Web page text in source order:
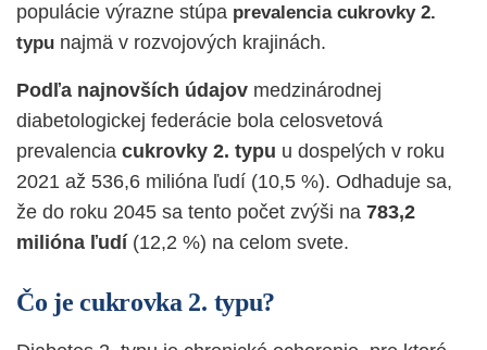
populácie výrazne stúpa prevalencia cukrovky 2.
typu najmä v rozvojových krajinách.
Podľa najnovších údajov medzinárodnej
diabetologickej federácie bola celosvetová
prevalencia cukrovky 2. typu u dospelých v roku
2021 až 536,6 milióna ľudí (10,5 %). Odhaduje sa,
že do roku 2045 sa tento počet zvýši na 783,2
milióna ľudí (12,2 %) na celom svete.
Čo je cukrovka 2. typu?